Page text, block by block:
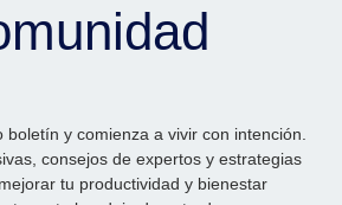
y comienza a vivir con intención.
consejos de expertos y estrategias
tu productividad y bienestar